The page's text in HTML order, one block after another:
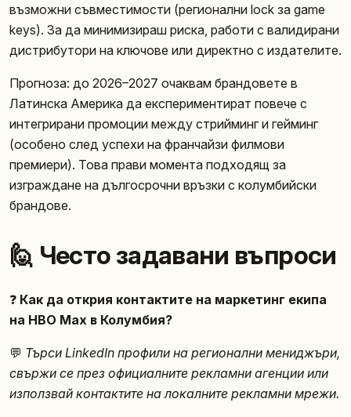
възможни съвместимости (регионални lock за game
keys). За да минимизираш риска, работи с валидирани
дистрибутори на ключове или директно с издателите.
Прогноза: до 2026–2027 очаквам брандовете в
Латинска Америка да експериментират повече с
интегрирани промоции между стрийминг и гейминг
(особено след успехи на франчайзи филмови
премиери). Това прави момента подходящ за
изграждане на дългосрочни връзки с колумбийски
брандове.
🙋 Често задавани въпроси
❓ Как да открия контактите на маркетинг екипа
на HBO Max в Колумбия?
💬 Търси LinkedIn профили на регионални мениджъри,
свържи се през официалните рекламни агенции или
използвай контактите на локалните рекламни мрежи.